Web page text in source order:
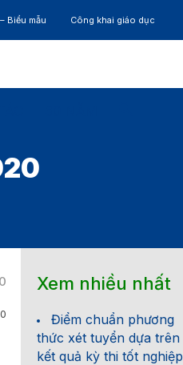
Biểu mẫu Công khai giáo dục
0
Xem nhiều nhất
Điểm chuẩn phương
thức xét tuyển dựa trên
kết quả kỳ thi tốt nghiệp